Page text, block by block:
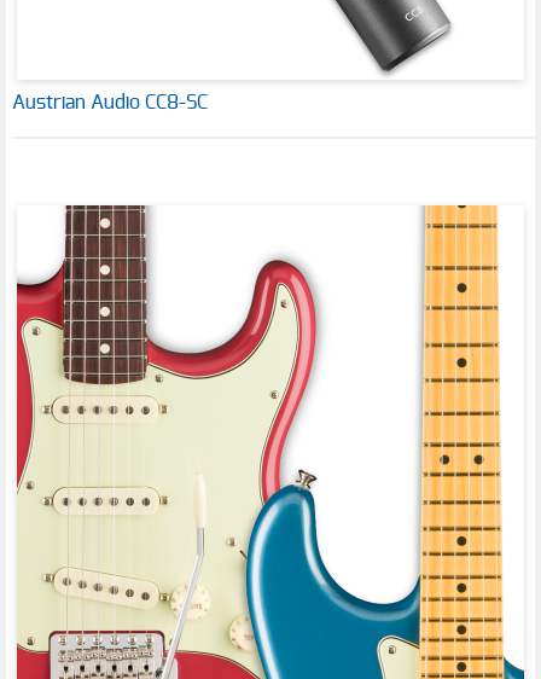
Austrian Audio CC8-SC